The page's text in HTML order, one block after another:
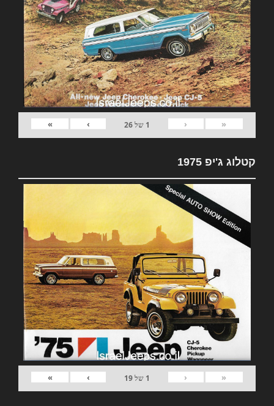
«
‹
1 של26
›
»
קטלוג ג'יפ 1975
«
‹
1 של19
›
»